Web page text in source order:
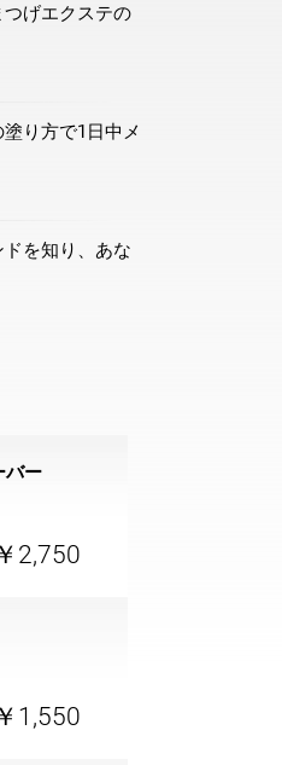
げエクステの
り方で1日中メ
を知り、あな
バー
￥2,750
￥1,550